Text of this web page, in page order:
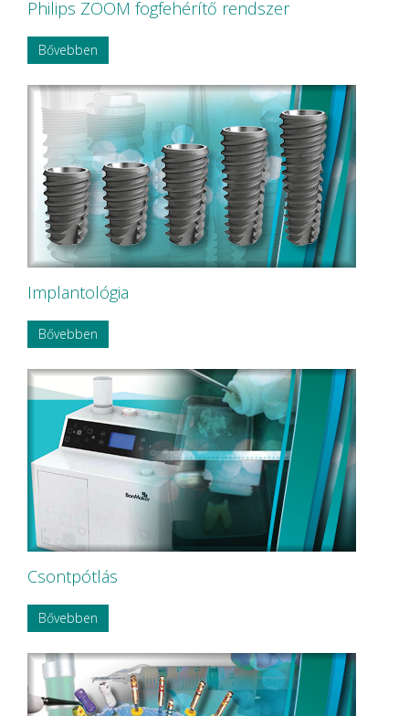
Philips ZOOM fogfehérítő rendszer
Bővebben
Implantológia
Bővebben
Csontpótlás
Bővebben